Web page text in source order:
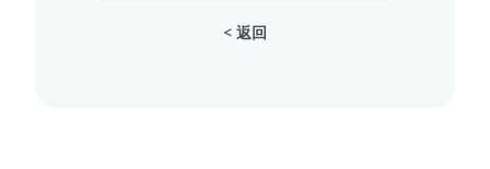
< 返回